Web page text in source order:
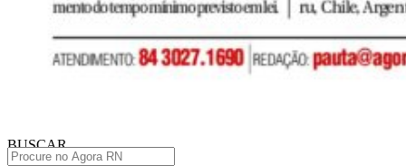
BUSCAR